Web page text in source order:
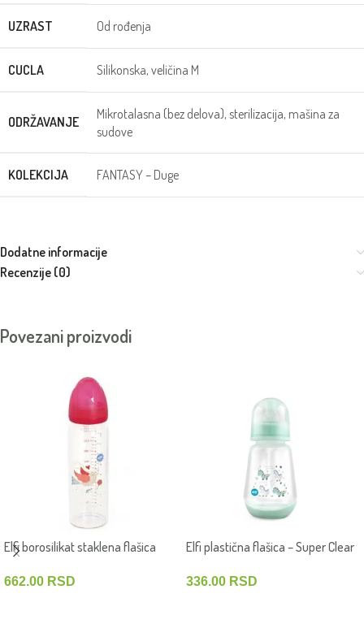
UZRAST Od rođenja
CUCLA Silikonska, veličina M
ODRŽAVANJE
Mikrotalasna (bez delova), sterilizacija, mašina za
sudove
KOLEKCIJA FANTASY – Duge
Dodatne informacije
Recenzije (0)
Povezani proizvodi
Elfi borosilikat staklena flašica
662.00 RSD
Elfi plastična flašica – Super Clear
336.00 RSD